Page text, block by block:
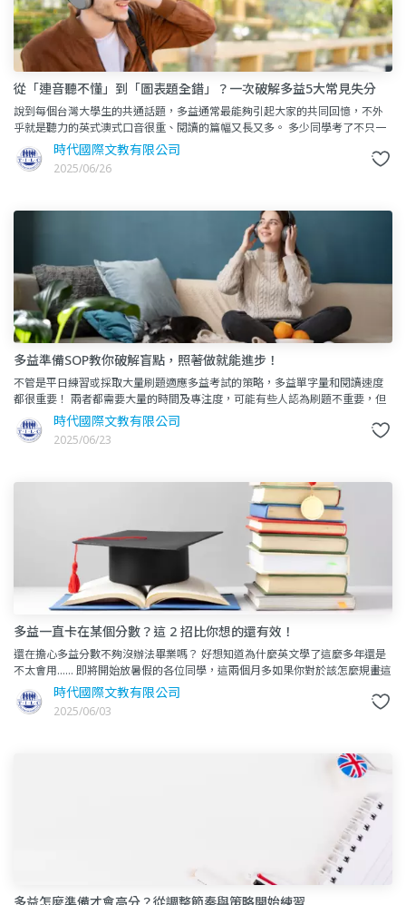
從「連音聽不懂」到「圖表題全錯」？一次破解多益5大常見失分
點！
說到每個台灣大學生的共通話題，多益通常最能夠引起大家的共同回憶，不外
乎就是聽力的英式澳式口音很重、閱讀的篇幅又長又多。 多少同學考了不只一
次，只為學校針對各科系所規定的畢業門檻，甚至是將來應
時代國際文教有限公司
2025/06/26
多益準備SOP教你破解盲點，照著做就能進步！
不管是平日練習或採取大量刷題適應多益考試的策略，多益單字量和閱讀速度
都很重要！ 兩者都需要大量的時間及專注度，可能有些人認為刷題不重要，但
是如果很久沒參加過語言檢定考試，想短時間考試並取得一
時代國際文教有限公司
2025/06/23
多益一直卡在某個分數？這 2 招比你想的還有效！
還在擔心多益分數不夠沒辦法畢業嗎？ 好想知道為什麼英文學了這麼多年還是
不太會用…… 即將開始放暑假的各位同學，這兩個月多如果你對於該怎麼規畫這
些時間還是時代國際文教有限公司
2025/06/03